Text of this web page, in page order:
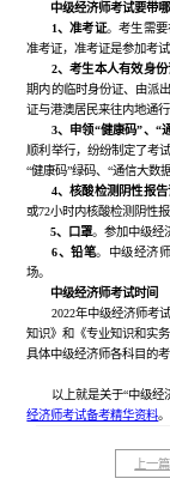
中级经济师考试要带哪
1、准考证。考生需
准考证，准考证是参加考
2、考生本人有效身份
期内的临时身份证、由派
证与港澳居民来往内地通
3、申领“健康码”、“
顺利举行，纷纷制定了考
“健康码”绿码、“通信大数
4、核酸检测阴性报告
或72小时内核酸检测阴性
5、口罩。参加中级经
6、铅笔。中级经济
场。
中级经济师考试时间
2022年中级经济师考
知识》和《专业知识和实
具体中级经济师各科目的
以上就是关于“中级经济
经济师考试备考精华资料。
上一篇